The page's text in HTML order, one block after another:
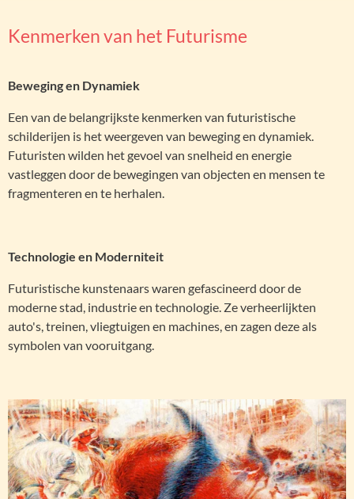
Kenmerken van het Futurisme
Beweging en Dynamiek
Een van de belangrijkste kenmerken van futuristische
schilderijen is het weergeven van beweging en dynamiek.
Futuristen wilden het gevoel van snelheid en energie
vastleggen door de bewegingen van objecten en mensen te
fragmenteren en te herhalen.
Technologie en Moderniteit
Futuristische kunstenaars waren gefascineerd door de
moderne stad, industrie en technologie. Ze verheerlijkten
auto's, treinen, vliegtuigen en machines, en zagen deze als
symbolen van vooruitgang.